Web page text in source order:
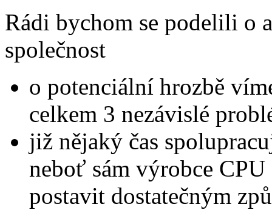
Rádi bychom se podelili o
společnost
o potenciální hrozbě
celkem 3 nezávislé
již nějaký čas
neboť sám výrobce
postavit dostatečným